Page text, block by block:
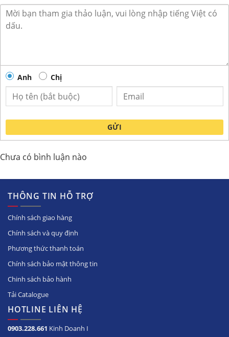
Tủ đông mát Alaska
BCD-5068C
Tủ đông mát Alaska
BCD-5568C
New
Tủ đông mát Alaska
300L
5.900.000
New
Tủ đông mát Alaska
Anh Chị
GỬI
Chưa có bình luận nào
THÔNG TIN HỖ TRỢ
Chính sách giao hàng
Chính sách và quy định
Phương thức thanh toán
Chính sách bảo mật thông tin
Chinh sách bảo hành
Tải Catalogue
HOTLINE LIÊN HỆ
0903.228.661 Kinh Doanh I